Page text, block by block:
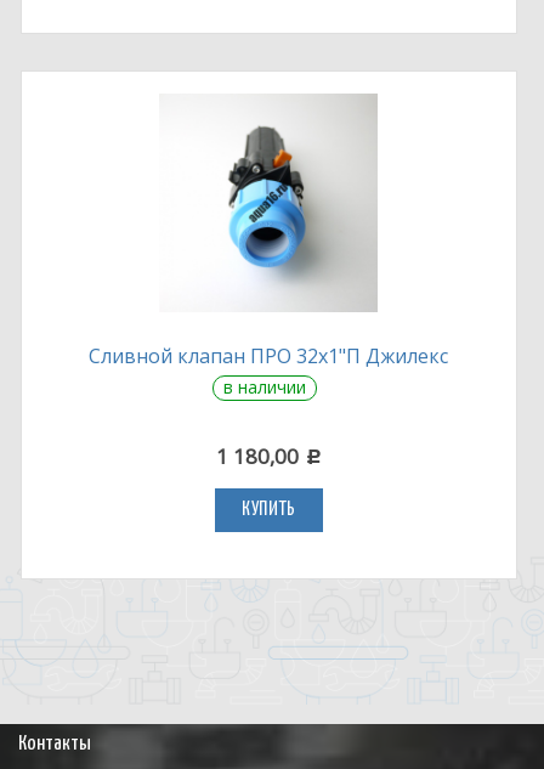
Сливной клапан ПРО 32х1"П Джилекс
в наличии
1 180,00 c
КУПИТЬ
Контакты